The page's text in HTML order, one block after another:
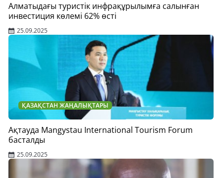
Алматыдағы туристік инфрақұрылымға салынған
инвестиция көлемі 62% өсті
25.09.2025
ҚАЗАҚСТАН ЖАҢАЛЫҚТАРЫ
Ақтауда Mangystau International Tourism Forum
басталды
25.09.2025